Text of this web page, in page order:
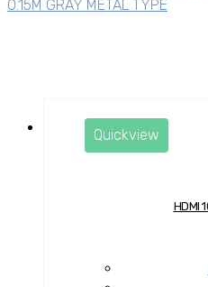
Quickview